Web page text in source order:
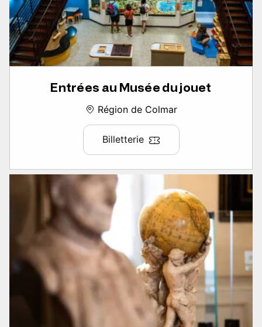
Entrées au Musée du jouet
Région de Colmar
Billetterie